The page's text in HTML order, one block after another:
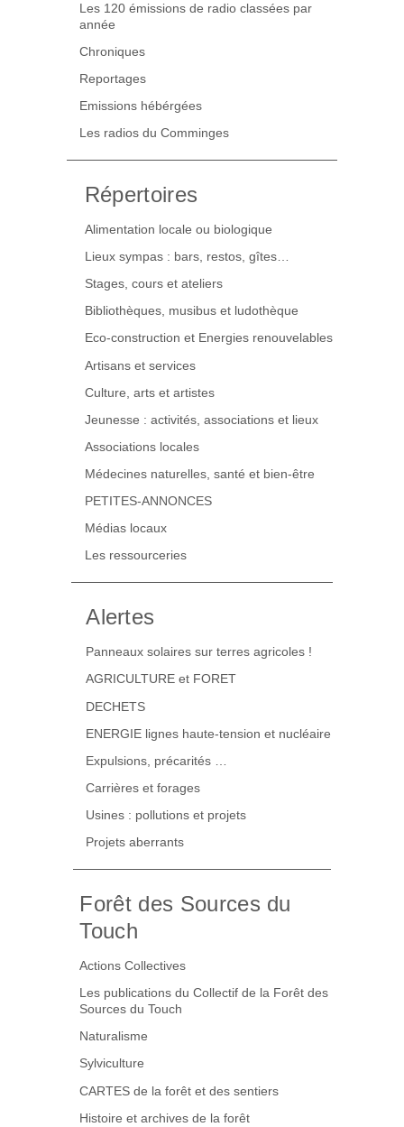
Les 120 émissions de radio classées par
année
Chroniques
Reportages
Emissions hébérgées
Les radios du Comminges
Répertoires
Alimentation locale ou biologique
Lieux sympas : bars, restos, gîtes…
Stages, cours et ateliers
Bibliothèques, musibus et ludothèque
Eco-construction et Energies renouvelables
Artisans et services
Culture, arts et artistes
Jeunesse : activités, associations et lieux
Associations locales
Médecines naturelles, santé et bien-être
PETITES-ANNONCES
Médias locaux
Les ressourceries
Alertes
Panneaux solaires sur terres agricoles !
AGRICULTURE et FORET
DECHETS
ENERGIE lignes haute-tension et nucléaire
Expulsions, précarités …
Carrières et forages
Usines : pollutions et projets
Projets aberrants
Forêt des Sources du
Touch
Actions Collectives
Les publications du Collectif de la Forêt des
Sources du Touch
Naturalisme
Sylviculture
CARTES de la forêt et des sentiers
Histoire et archives de la forêt